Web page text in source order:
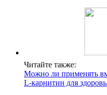
Читайте также:
Можно ли применять
L-карнитин для